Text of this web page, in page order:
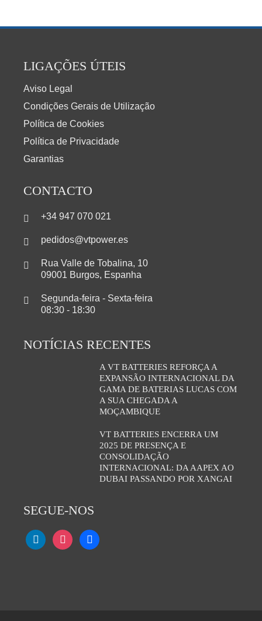
LIGAÇÕES ÚTEIS
Aviso Legal
Condições Gerais de Utilização
Política de Cookies
Política de Privacidade
Garantias
CONTACTO
+34 947 070 021
pedidos@vtpower.es
Rua Valle de Tobalina, 10
09001 Burgos, Espanha
Segunda-feira - Sexta-feira
08:30 - 18:30
NOTÍCIAS RECENTES
A VT BATTERIES REFORÇA A
EXPANSÃO INTERNACIONAL DA
GAMA DE BATERIAS LUCAS COM
A SUA CHEGADA A
MOÇAMBIQUE
VT BATTERIES ENCERRA UM
2025 DE PRESENÇA E
CONSOLIDAÇÃO
INTERNACIONAL: DA AAPEX AO
DUBAI PASSANDO POR XANGAI
SEGUE-NOS